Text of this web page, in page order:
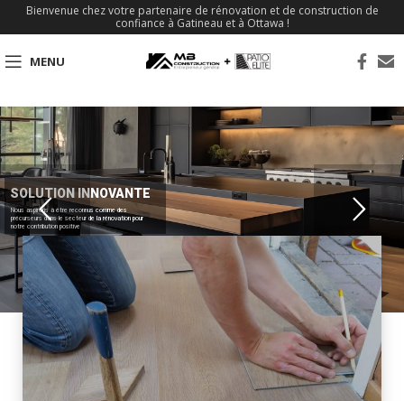
Bienvenue chez votre partenaire de rénovation et de construction de
confiance à Gatineau et à Ottawa !
MENU
SOLUTION INNOVANTE
Nous aspirons à être reconnus comme des
précurseurs dans le secteur de la rénovation pour
notre contribution positive